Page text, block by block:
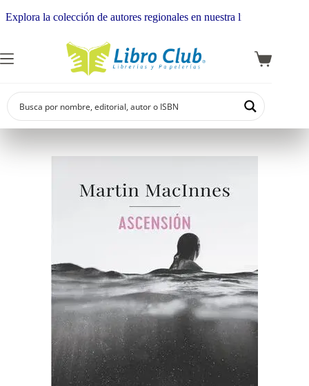
la colección de autores regionales en nuestra librería